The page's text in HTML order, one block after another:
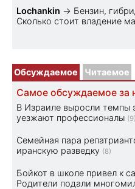
Lochankin → Бензин,
Cколько стоит владение
Обсуждаемое Читаемое
Самое обсуждаемое за
В Израиле выросли темпы
уезжают профессионалы (9)
Семейная пара
иранскую разведку (8)
Бойкот в школе привел к
Родители подали